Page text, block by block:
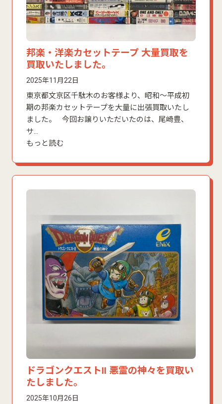
邦楽・洋楽カセットテープ 大量買取を
買取いたしました。
2025年11月22日
東京都文京区千駄木のお客様より、昭和〜平成初
期の邦楽カセットテープを大量に出張買取いたし
ました。 今回お譲りいただいたのは、尾崎豊、
サ…
もっと読む
ドラゴンクエストII 悪霊の神々を買取い
たしました。
2025年10月26日